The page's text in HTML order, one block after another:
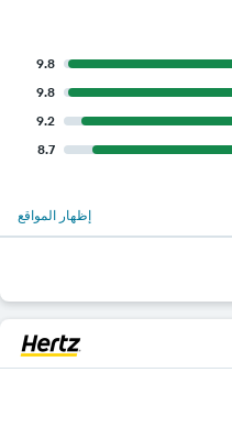
9.8
9.8
9.2
8.7
إظهار المواقع